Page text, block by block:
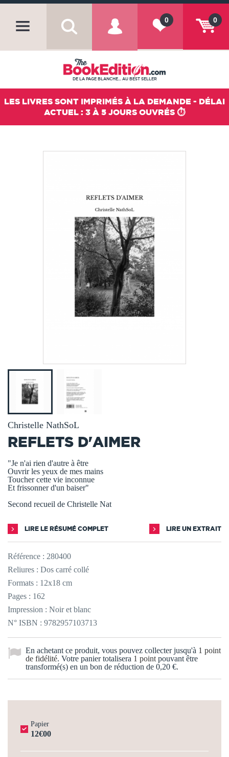
0
0
DE LA PAGE BLANCHE... AU BEST SELLER
LES LIVRES SONT IMPRIMÉS À LA DEMANDE - DÉLAI
ACTUEL : 3 À 5 JOURS OUVRÉS ⏱️
Christelle NathSoL
REFLETS D'AIMER
"Je n'ai rien d'autre à être
Ouvrir les yeux de mes mains
Toucher cette vie inconnue
Et frissonner d'un baiser"
Second recueil de Christelle Nat
LIRE LE RÉSUMÉ COMPLET LIRE UN EXTRAIT
Référence : 280400
Reliures : Dos carré collé
Formats : 12x18 cm
Pages : 162
Impression : Noir et blanc
N° ISBN : 9782957103713
En achetant ce produit, vous pouvez collecter jusqu'à 1 point
de fidélité. Votre panier totalisera 1 point pouvant être
transformé(s) en un bon de réduction de 0,20 €.
Papier
12€00